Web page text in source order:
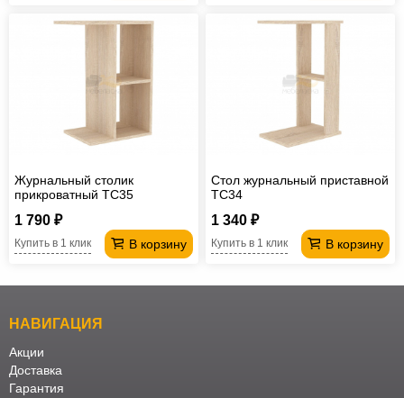
Журнальный столик
прикроватный TC35
1 790 ₽
В корзину
Купить в 1 клик
Стол журнальный приставной
TC34
1 340 ₽
В корзину
Купить в 1 клик
НАВИГАЦИЯ
Акции
Доставка
Гарантия